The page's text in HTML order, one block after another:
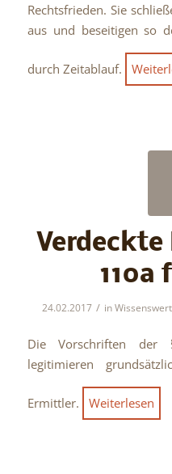
Rechtsfrieden. Sie
aus und beseitigen so
durch Zeitablauf.
Verdeckte
110a
24.02.2017 / in
Die Vorschriften
legitimieren
Ermittler. Weiterlesen